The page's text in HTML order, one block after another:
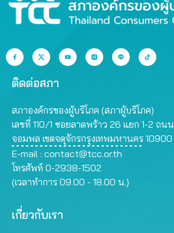
ติดต่อสภา
สภาองค์กรของผู้บริโภค (สภาผู้บริโภค)
เลขที่ 110/1 ซอยลาดพร้าว 26 แยก 1-2 ถน
จอมพล เขตจตุจักรกรุงเทพมหานคร 10900
E-mail : contact@tcc.or.th
โทรศัพท์ 0-2938-1502
(เวลาทำการ 09.00 - 18.00 น.)
เกี่ยวกับเรา